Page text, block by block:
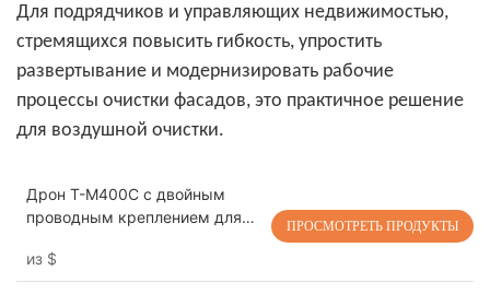
Для подрядчиков и управляющих недвижимостью,
стремящихся повысить гибкость, упростить
развертывание и модернизировать рабочие
процессы очистки фасадов, это практичное решение
для воздушной очистки.
Дрон T-M400C с двойным
проводным креплением для
наружных стекол жилых
домов | Дальность действия
из $
ПРОСМОТРЕТЬ ПРОДУКТЫ